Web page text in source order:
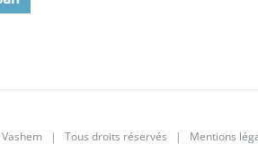
Vashem | Tous droits réservés | Mentions